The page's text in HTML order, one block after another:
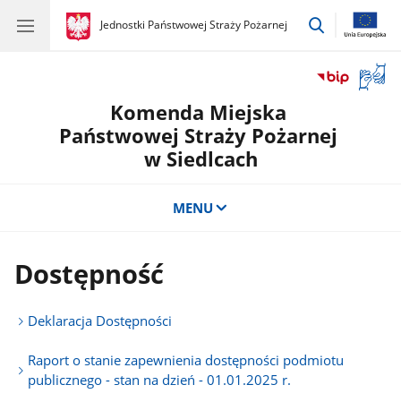
gov.pl
Jednostki Państwowej Straży Pożarnej
gov.pl
Jednostki
przejdź
okno
Komenda Miejska
Państwowej Straży Pożarnej
w Siedlcach
MENU
Dostępność
Deklaracja Dostępności
Raport o stanie zapewnienia dostępności podmiotu
publicznego - stan na dzień - 01.01.2025 r.